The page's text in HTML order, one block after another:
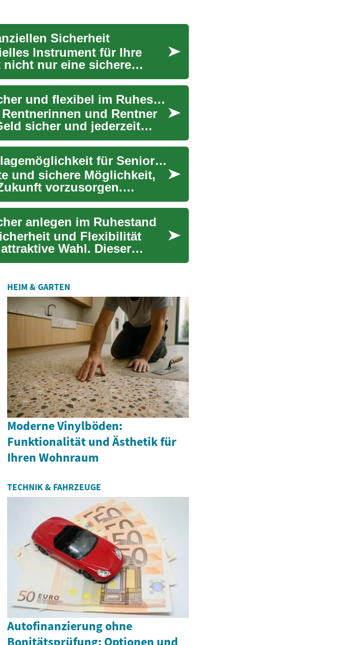
Sicherheit
Instrument für Ihre
nur eine sichere
Sparkonten für Senioren: Sicher und flexibel im Ruhestand
und Rentner
sicher und jederzeit
Sparkonten: Eine sichere Anlagemöglichkeit für Senioren im Ruhestand
und sichere Möglichkeit,
vorzusorgen.
anlegen im Ruhestand
und Flexibilität
Wahl. Dieser
HEIM & GARTEN
Moderne Vinylböden:
Funktionalität und Ästhetik für
Ihren Wohnraum
TECHNIK & FAHRZEUGE
Autofinanzierung ohne
Bonitätsprüfung: Optionen und